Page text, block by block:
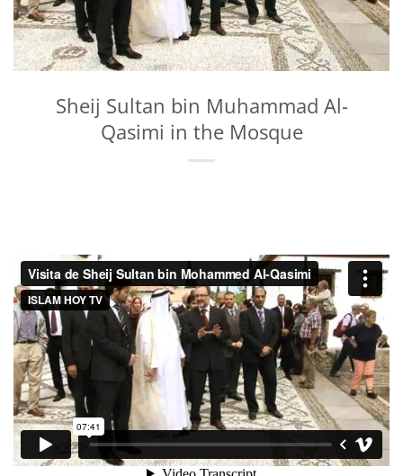
Sheij Sultan bin Muhammad Al-
Qasimi in the Mosque